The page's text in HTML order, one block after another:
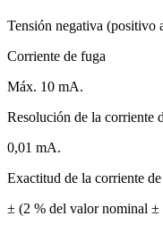
Tensión negativa (positivo
Corriente de fuga
Máx. 10 mA.
Resolución de la corriente
0,01 mA.
Exactitud de la corriente
± (2 % del valor nominal ±